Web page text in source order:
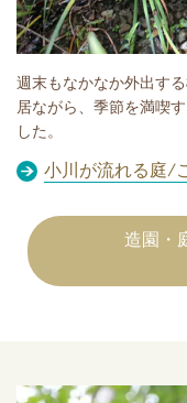
週末もなかなか外出す
居ながら、季節を満喫
した。
小川が流れる庭/
造園・